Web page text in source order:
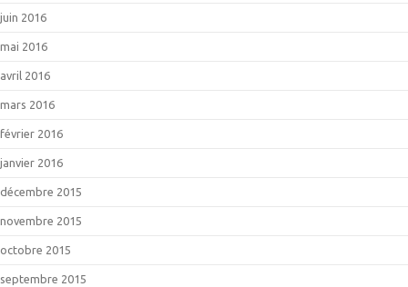
juin 2016
mai 2016
avril 2016
mars 2016
février 2016
janvier 2016
décembre 2015
novembre 2015
octobre 2015
septembre 2015